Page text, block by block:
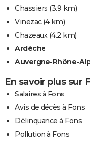
Chassiers (3.9 km)
Vinezac(4 km)
Chazeaux(4.2 km)
Ardèche
Auvergne-Rhône-
En savoir plus sur
Salaires à Fons
Avis de décès à Fons
Délinquance à Fons
Pollution à Fons